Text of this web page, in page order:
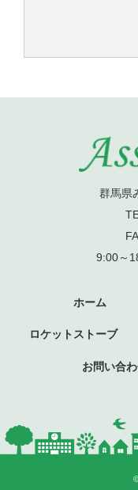
群馬県
9:00～
ホーム
ロケットストーブ
お問い合